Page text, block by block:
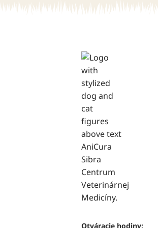
Otváracie hodiny: